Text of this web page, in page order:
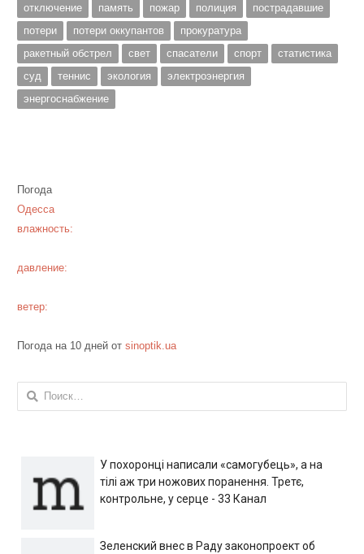
отключение
память пожар полиция
пострадавшие
потери
потери оккупантов
прокуратура
ракетный обстрел
свет спасатели спорт
статистика
суд
теннис экология
электроэнергия
энергоснабжение
Погода
Одесса
влажность:
давление:
ветер:
Погода на 10 дней от sinoptik.ua
Найти:
У похоронці написали «самогубець», а на
тілі аж три ножових поранення. Третє,
контрольне, у серце - 33 Канал
Зеленский внес в Раду законопроект об